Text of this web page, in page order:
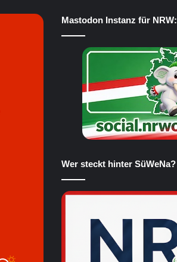
Mastodon Instanz für NRW:
Wer steckt hinter SüWeNa?